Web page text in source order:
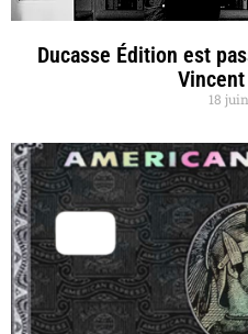
Ducasse Édition est
18